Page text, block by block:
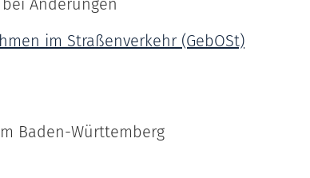
Änderungen
im Straßenverkehr (GebOSt)
Baden-Württemberg